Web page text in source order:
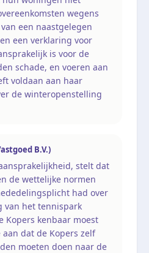
wegens
een naastgelegen
een verklaring voor
is voor de
schade, en voeren aan
voldaan aan haar
de winteropenstelling
B.V.)
stelt dat
de wettelijke normen
had over
van het tennispark
Kopers kenbaar moest
dat de Kopers zelf
moeten doen naar de